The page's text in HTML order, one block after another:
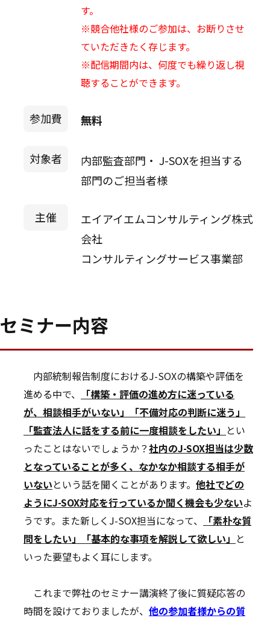
す。
※競合他社様のご参加は、お断りさせ
ていただきたく存じます。
※配信期間内は、何度でも繰り返し視
聴することができます。
参加費 無料
対象者
内部監査部門・ J-SOXを担当する
部門のご担当者様
主催
エイアイエムコンサルティング株式
会社
コンサルティングサービス事業部
セミナー内容
内部統制報告制度におけるJ-SOXの構築や評価を
進める中で、
「構築・評価の進め方に迷っている
が、相談相手がいない」「不備対応の判断に迷う」
「監査法人に話をする前に一度相談をしたい」 とい
ったことはないでしょうか？社内のJ-SOX担当は少数
となっていることが多く、なかなか相談する相手が
いないという話を聞くことがあります。 他社でどの
ようにJ-SOX対応を行っているか聞く機会も少ないよ
うです。また新しくJ-SOX担当になって、
「素朴な質
問をしたい」「基本的な事項を解説して欲しい」 と
いった要望もよく耳にします。
これまで弊社のセミナー講演終了後に質疑応答の
時間を設けておりましたが、 他の参加者様からの質